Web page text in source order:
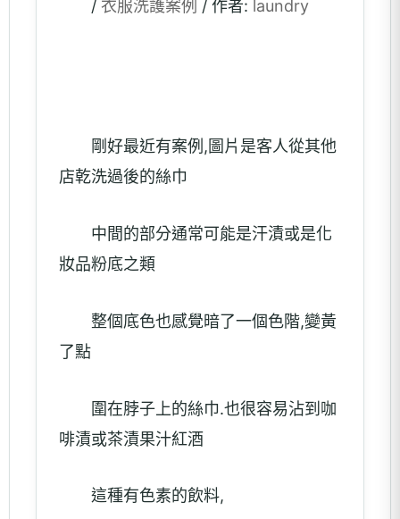
/ 衣服洗護案例 / 作者: laundry
剛好最近有案例,圖片是客人從其他
店乾洗過後的絲巾
中間的部分通常可能是汗漬或是化
妝品粉底之類
整個底色也感覺暗了一個色階,變黃
了點
圍在脖子上的絲巾.也很容易沾到咖
啡漬或茶漬果汁紅酒
這種有色素的飲料,